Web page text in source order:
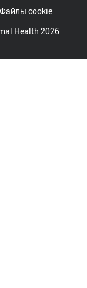
Файлы cookie
Health 2026